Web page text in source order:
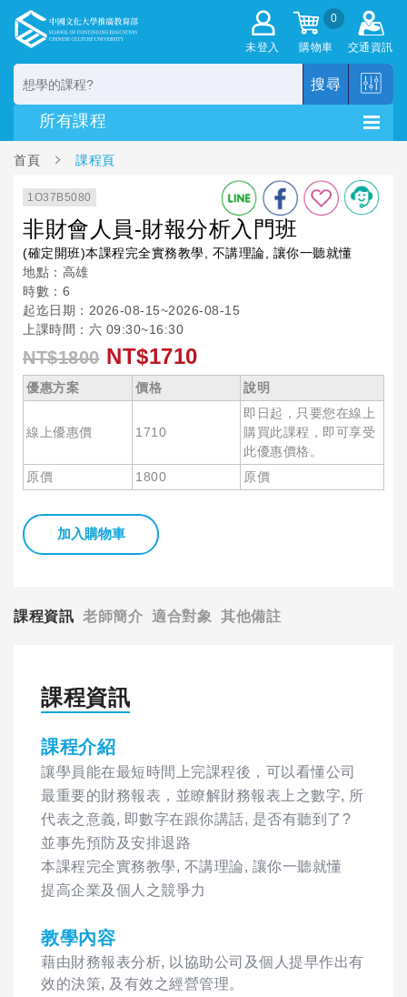
未登入
0
購物車 交通資訊
搜尋
首頁 課程頁
1O37B5080
非財會人員-財報分析入門班
(確定開班)本課程完全實務教學, 不講理論, 讓你一聽就懂
地點：高雄
時數：6
起迄日期：2026-08-15~2026-08-15
上課時間：六 09:30~16:30
NT$1800 NT$1710
優惠方案 價格 說明
線上優惠價 1710
即日起，只要您在線上
購買此課程，即可享受
此優惠價格。
原價
1800 原價
加入購物車
課程資訊 老師簡介 適合對象 其他備註
課程資訊
課程介紹
讓學員能在最短時間上完課程後，可以看懂公司
最重要的財務報表，並瞭解財務報表上之數字, 所
代表之意義, 即數字在跟你講話, 是否有聽到了?
並事先預防及安排退路
本課程完全實務教學, 不講理論, 讓你一聽就懂
提高企業及個人之競爭力
教學內容
藉由財務報表分析, 以協助公司及個人提早作出有
效的決策, 及有效之經營管理。